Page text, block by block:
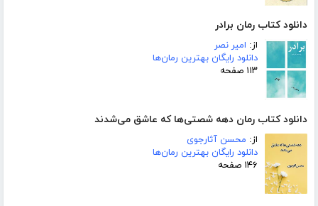
دانلود کتاب رمان برادر
از: امیر نصر
دانلود رایگان بهترین رمان‌ها
۱۱۳ صفحه
دانلود کتاب رمان دهه شصتی‌ها که عاشق می‌شدند
از: محسن آثارجوی
دانلود رایگان بهترین رمان‌ها
۱۴۶ صفحه